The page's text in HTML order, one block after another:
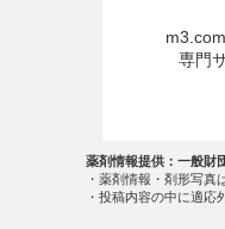
専門
薬剤情報提供：一般財
・薬剤情報・剤形写真
・投稿内容の中に適応